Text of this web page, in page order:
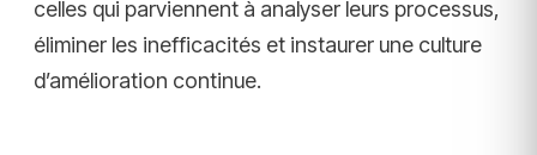
celles qui parviennent à analyser leurs processus,
éliminer les inefficacités et instaurer une culture
d’amélioration continue.